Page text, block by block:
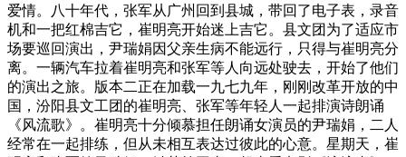
爱情。八十年代，张军从广州回到县城，带回了电子表，录音
机和一把红棉吉它，崔明亮开始迷上吉它。县文团为了适应市
场要巡回演出，尹瑞娟因父亲生病不能远行，只得与崔明亮分
离。一辆汽车拉着崔明亮和张军等人向远处驶去，开始了他们
的演出之旅。版本二正在加载一九七九年，刚刚改革开放的中
国，汾阳县文工团的崔明亮、张军等年轻人一起排演诗朗诵
《风流歌》。崔明亮十分倾慕担任朗诵女演员的尹瑞娟，二人
经常在一起排练，但从未相互表达过彼此的心意。星期天，崔